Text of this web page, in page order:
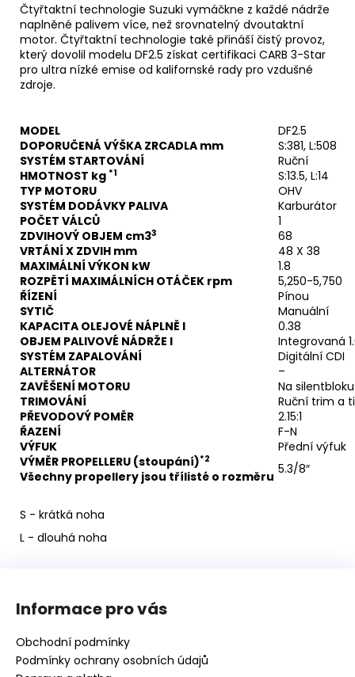
Čtyřtaktní technologie Suzuki vymáčkne z každé nádrže
naplněné palivem více, než srovnatelný dvoutaktní
motor. Čtyřtaktní technologie také přináší čistý provoz,
který dovolil modelu DF2.5 získat certifikaci CARB 3-Star
pro ultra nízké emise od kalifornské rady pro vzdušné
zdroje.
MODEL
DF2.5
DOPORUČENÁ VÝŠKA ZRCADLA mm
S:381, L:508
SYSTÉM STARTOVÁNÍ
Ruční
HMOTNOST kg *1
S:13.5, L:14
TYP MOTORU
OHV
SYSTÉM DODÁVKY PALIVA
Karburátor
POČET VÁLCŮ
1
ZDVIHOVÝ OBJEM cm33
68
VRTÁNÍ X ZDVIH mm
48 X 38
MAXIMÁLNÍ VÝKON kW
1.8
ROZPĚTÍ MAXIMÁLNÍCH OTÁČEK rpm
5,250-5,750
ŘÍZENÍ
Pínou
SYTIČ
Manuální
KAPACITA OLEJOVÉ NÁPLNĚ l
0.38
OBJEM PALIVOVÉ NÁDRŽE l
Integrovaná
SYSTÉM ZAPALOVÁNÍ
Digitální CDI
ALTERNÁTOR
–
ZAVĚŠENÍ MOTORU
Na silentbloku
TRIMOVÁNÍ
Ruční trim a
PŘEVODOVÝ POMĚR
2.15:1
ŘAZENÍ
F-N
VÝFUK
Přední výfuk
VÝMĚR PROPELLERU (stoupání)*2
Všechny propellery jsou třílisté o rozměru 5.3/8″
S - krátká noha
L - dlouhá noha
Informace pro vás
Obchodní podmínky
Podmínky ochrany osobních údajů